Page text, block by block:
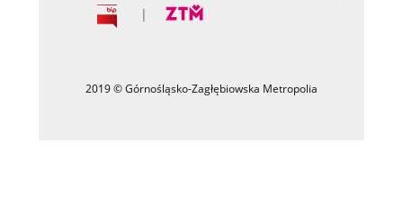
2019 © Górnośląsko-Zagłębiowska Metropolia